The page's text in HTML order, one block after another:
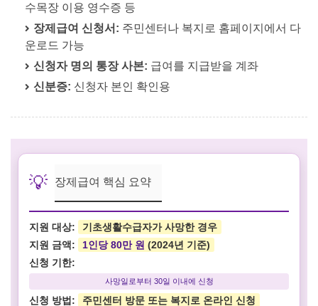
수목장 이용 영수증 등
장제급여 신청서: 주민센터나 복지로 홈페이지에서 다
운로드 가능
신청자 명의 통장 사본: 급여를 지급받을 계좌
신분증: 신청자 본인 확인용
💡 장제급여 핵심 요약
지원 대상:
기초생활수급자가 사망한 경우
지원 금액:
1인당 80만 원 (2024년 기준)
신청 기한:
사망일로부터 30일 이내에 신청
신청 방법: 주민센터 방문 또는 복지로 온라인 신청